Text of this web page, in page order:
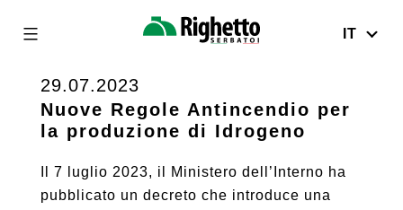
content
Righetto
IT
29.07.2023
Nuove Regole Antincendio per
la produzione di Idrogeno
Il 7 luglio 2023, il Ministero dell’Interno ha
pubblicato un decreto che introduce una